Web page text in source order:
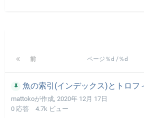
前 ページ％d /％d
魚の索引(インデックス)とトロフ
mattokoが作成, 2020年 12月 17日
0 応答 4.7k ビュー